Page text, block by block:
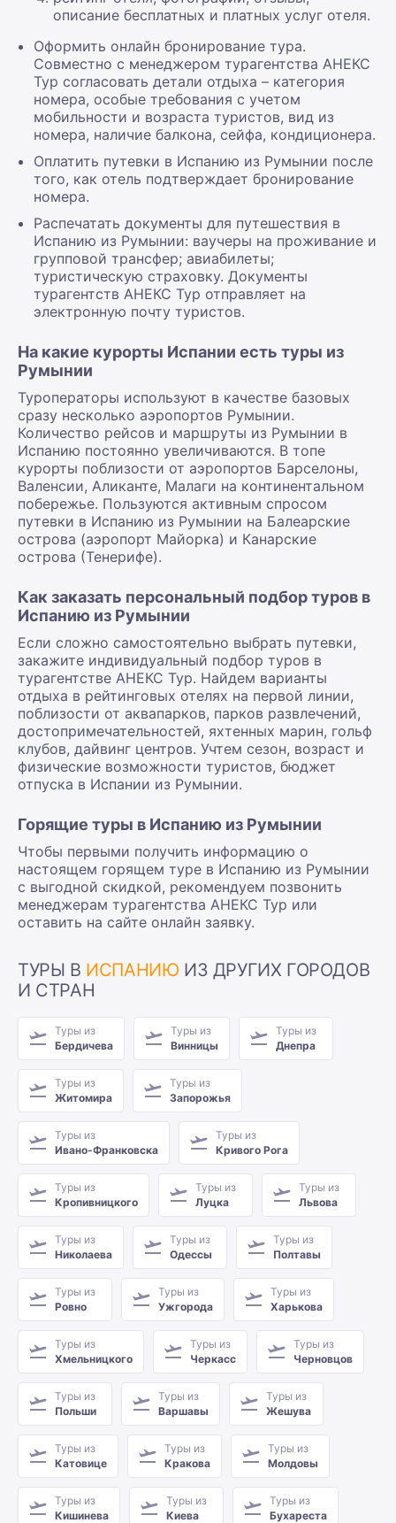
описание бесплатных и платных услуг отеля.
Оформить онлайн бронирование тура.
Совместно с менеджером турагентства АНЕКС
Тур согласовать детали отдыха – категория
номера, особые требования с учетом
мобильности и возраста туристов, вид из
номера, наличие балкона, сейфа, кондиционера.
Оплатить путевки в Испанию из Румынии после
того, как отель подтверждает бронирование
номера.
Распечатать документы для путешествия в
Испанию из Румынии: ваучеры на проживание и
групповой трансфер; авиабилеты;
туристическую страховку. Документы
турагентств АНЕКС Тур отправляет на
электронную почту туристов.
На какие курорты Испании есть туры из
Румынии
Туроператоры используют в качестве базовых
сразу несколько аэропортов Румынии.
Количество рейсов и маршруты из Румынии в
Испанию постоянно увеличиваются. В топе
курорты поблизости от аэропортов Барселоны,
Валенсии, Аликанте, Малаги на континентальном
побережье. Пользуются активным спросом
путевки в Испанию из Румынии на Балеарские
острова (аэропорт Майорка) и Канарские
острова (Тенерифе).
Как заказать персональный подбор туров в
Испанию из Румынии
Если сложно самостоятельно выбрать путевки,
закажите индивидуальный подбор туров в
турагентстве АНЕКС Тур. Найдем варианты
отдыха в рейтинговых отелях на первой линии,
поблизости от аквапарков, парков развлечений,
достопримечательностей, яхтенных марин, гольф
клубов, дайвинг центров. Учтем сезон, возраст и
физические возможности туристов, бюджет
отпуска в Испании из Румынии.
Горящие туры в Испанию из Румынии
Чтобы первыми получить информацию о
настоящем горящем туре в Испанию из Румынии
с выгодной скидкой, рекомендуем позвонить
менеджерам турагентства АНЕКС Тур или
оставить на сайте онлайн заявку.
ТУРЫ В ИСПАНИЮ ИЗ ДРУГИХ ГОРОДОВ
И СТРАН
Туры из
Бердичева
Туры из
Винницы
Туры из
Днепра
Туры из
Житомира
Туры из
Запорожья
Туры из
Ивано-Франковска
Туры из
Кривого Рога
Туры из
Кропивницкого
Туры из
Луцка
Туры из
Львова
Туры из
Николаева
Туры из
Одессы
Туры из
Полтавы
Туры из
Ровно
Туры из
Ужгорода
Туры из
Харькова
Туры из
Хмельницкого
Туры из
Черкасс
Туры из
Черновцов
Туры из
Польши
Туры из
Варшавы
Туры из
Жешува
Туры из
Катовице
Туры из
Кракова
Туры из
Молдовы
Туры из
Кишинева
Туры из
Киева
Туры из
Бухареста